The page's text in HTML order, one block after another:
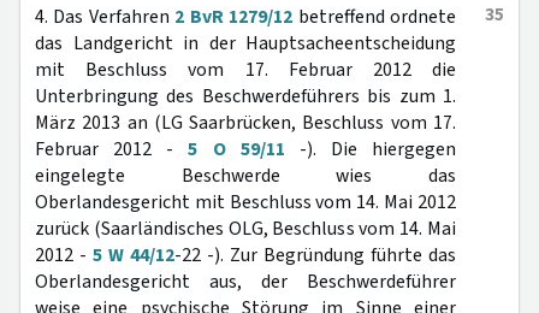
35
4. Das Verfahren 2 BvR 1279/12 betreffend ordnete
das Landgericht in der Hauptsacheentscheidung
mit Beschluss vom 17. Februar 2012 die
Unterbringung des Beschwerdeführers bis zum 1.
März 2013 an (LG Saarbrücken, Beschluss vom 17.
Februar 2012 -5 O 59/11 -). Die hiergegen
eingelegte Beschwerde wies das
Oberlandesgericht mit Beschluss vom 14. Mai 2012
zurück (Saarländisches OLG, Beschluss vom 14. Mai
2012 - 5 W 44/12-22 -). Zur Begründung führte das
Oberlandesgericht aus, der Beschwerdeführer